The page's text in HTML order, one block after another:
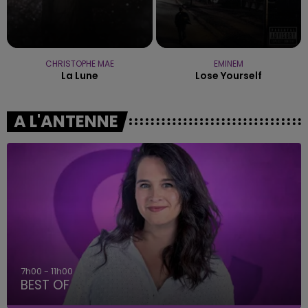
CHRISTOPHE MAE
La Lune
EMINEM
Lose Yourself
A L'ANTENNE
7h00 - 11h00
BEST OF